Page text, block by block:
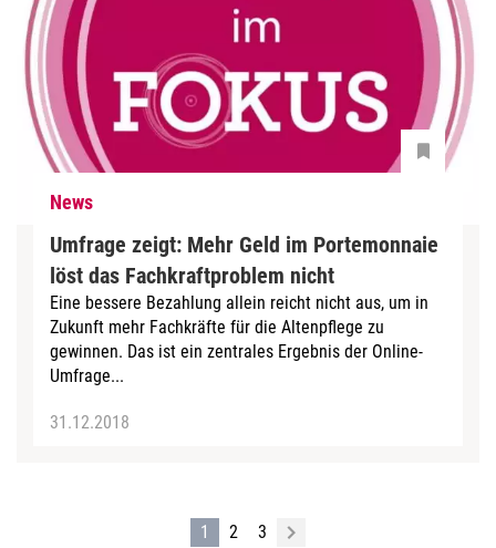
News
Umfrage zeigt: Mehr Geld im Portemonnaie
löst das Fachkraftproblem nicht
Eine bessere Bezahlung allein reicht nicht aus, um in
Zukunft mehr Fachkräfte für die Altenpflege zu
gewinnen. Das ist ein zentrales Ergebnis der Online-
Umfrage...
31.12.2018
1 2 3